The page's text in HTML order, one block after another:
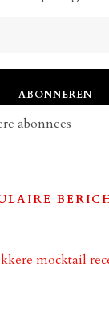
ABONNEREN
abonnees
mocktail